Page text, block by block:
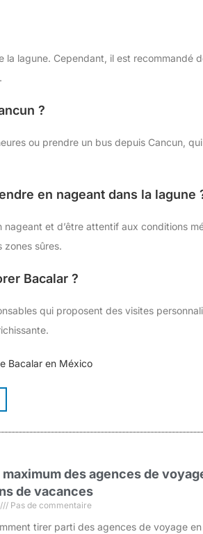
lagune. Cependant, il est recommandé
?
ou prendre un bus depuis Cancun,
en nageant dans la lagune
et d’être attentif aux conditions
zones sûres.
Bacalar ?
qui proposent des visites
Bacalar en México
des agences de
de vacances
Pas de commentaire
tirer parti des agences de voyage